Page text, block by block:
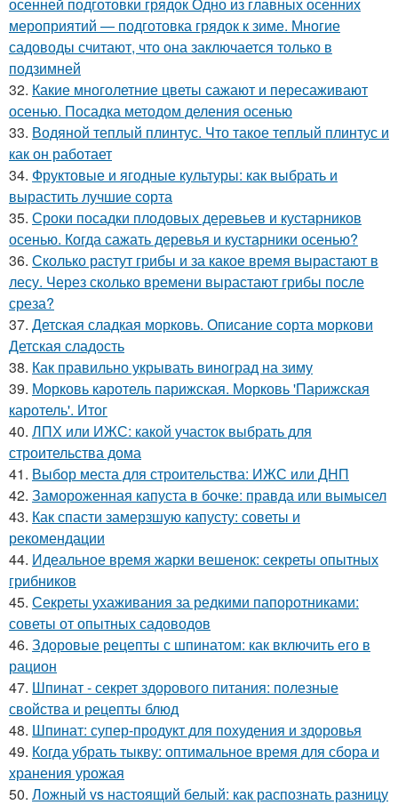
мероприятий — подготовка грядок к зиме. Многие
садоводы считают, что она заключается только в
подзимней
32. Какие многолетние цветы сажают и пересаживают
осенью. Посадка методом деления осенью
33. Водяной теплый плинтус. Что такое теплый плинтус и
как он работает
34. Фруктовые и ягодные культуры: как выбрать и
вырастить лучшие сорта
35. Сроки посадки плодовых деревьев и кустарников
осенью. Когда сажать деревья и кустарники осенью?
36. Сколько растут грибы и за какое время вырастают в
лесу. Через сколько времени вырастают грибы после
среза?
37. Детская сладкая морковь. Описание сорта моркови
Детская сладость
38. Как правильно укрывать виноград на зиму
39. Морковь каротель парижская. Морковь 'Парижская
каротель'. Итог
40. ЛПХ или ИЖС: какой участок выбрать для
строительства дома
41. Выбор места для строительства: ИЖС или ДНП
42. Замороженная капуста в бочке: правда или вымысел
43. Как спасти замерзшую капусту: советы и
рекомендации
44. Идеальное время жарки вешенок: секреты опытных
грибников
45. Секреты ухаживания за редкими папоротниками:
советы от опытных садоводов
46. Здоровые рецепты с шпинатом: как включить его в
рацион
47. Шпинат - секрет здорового питания: полезные
свойства и рецепты блюд
48. Шпинат: супер-продукт для похудения и здоровья
49. Когда убрать тыкву: оптимальное время для сбора и
хранения урожая
50. Ложный vs настоящий белый: как распознать разницу